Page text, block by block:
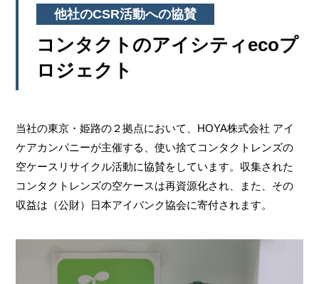
他社のCSR活動への協賛
コンタクトのアイシティecoプ
ロジェクト
当社の東京・姫路の２拠点において、HOYA株式会社 アイ
ケアカンパニーが主催する、使い捨てコンタクトレンズの
空ケースリサイクル活動に協賛をしています。収集された
コンタクトレンズの空ケースは再資源化され、また、その
収益は（公財）日本アイバンク協会に寄付されます。